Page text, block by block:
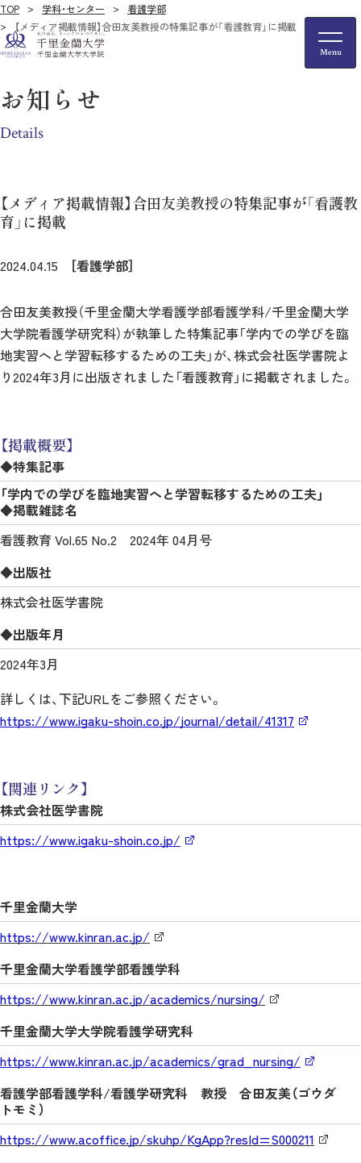
TOP 学科・センター
看護学部
【メディア掲載情報】合田友美教授の特集記事が「看護教育」に掲載
お知らせ
Details
【メディア掲載情報】合田友美教授の特集記事が「看護教
育」に掲載
2024.04.15 ［看護学部］
合田友美教授（千里金蘭大学看護学部看護学科/千里金蘭大学
大学院看護学研究科）が執筆した特集記事「学内での学びを臨
地実習へと学習転移するための工夫」が、株式会社医学書院よ
り2024年3月に出版されました「看護教育」に掲載されました。
【掲載概要】
◆特集記事
「学内での学びを臨地実習へと学習転移するための工夫」
◆掲載雑誌名
看護教育 Vol.65 No.2 2024年 04月号
◆出版社
株式会社医学書院
◆出版年月
2024年3月
詳しくは、下記URLをご参照ください。
https://www.igaku-shoin.co.jp/journal/detail/41317
【関連リンク】
株式会社医学書院
https://www.igaku-shoin.co.jp/
千里金蘭大学
https://www.kinran.ac.jp/
千里金蘭大学看護学部看護学科
https://www.kinran.ac.jp/academics/nursing/
千里金蘭大学大学院看護学研究科
https://www.kinran.ac.jp/academics/grad_nursing/
看護学部看護学科/看護学研究科 教授 合田友美（ゴウダ
トモミ）
https://www.acoffice.jp/skuhp/KgApp?resId=S000211